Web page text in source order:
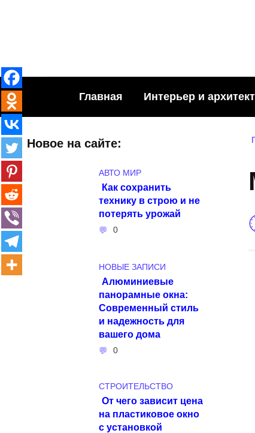
Главная Интерьер и
Новое на сайте:
АВТО МИР
Как сохранить
технику в строю и не
потерять урожай
0
НОВЫЕ ЗАПИСИ
Алюминиевые
панорамные окна:
Современный стиль
и надежность для
вашего дома
0
СТРОИТЕЛЬСТВО
От чего зависит цена
на пластиковое окно
с установкой